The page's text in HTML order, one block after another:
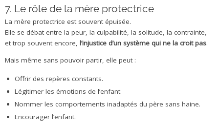
7. Le rôle de la mère protectrice
La mère protectrice est souvent épuisée.
Elle se débat entre la peur, la culpabilité, la solitude, la contrainte,
et trop souvent encore, l’injustice d’un système qui ne la croit pas.
Mais même sans pouvoir partir, elle peut :
Offrir des repères constants.
Légitimer les émotions de l’enfant.
Nommer les comportements inadaptés du père sans haine.
Encourager l’enfant.